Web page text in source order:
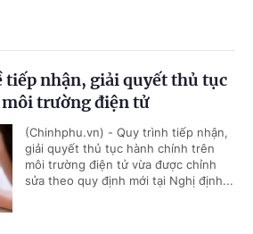
tiếp nhận, giải quyết thủ tục
trường điện tử
(Chinhphu.vn) - Quy trình tiếp nhận,
giải quyết thủ tục hành chính trên
môi trường điện tử vừa được chỉnh
sửa theo quy định mới tại Nghị định...